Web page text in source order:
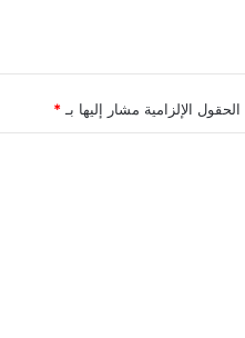
الحقول الإلزامية مشار إليها بـ *